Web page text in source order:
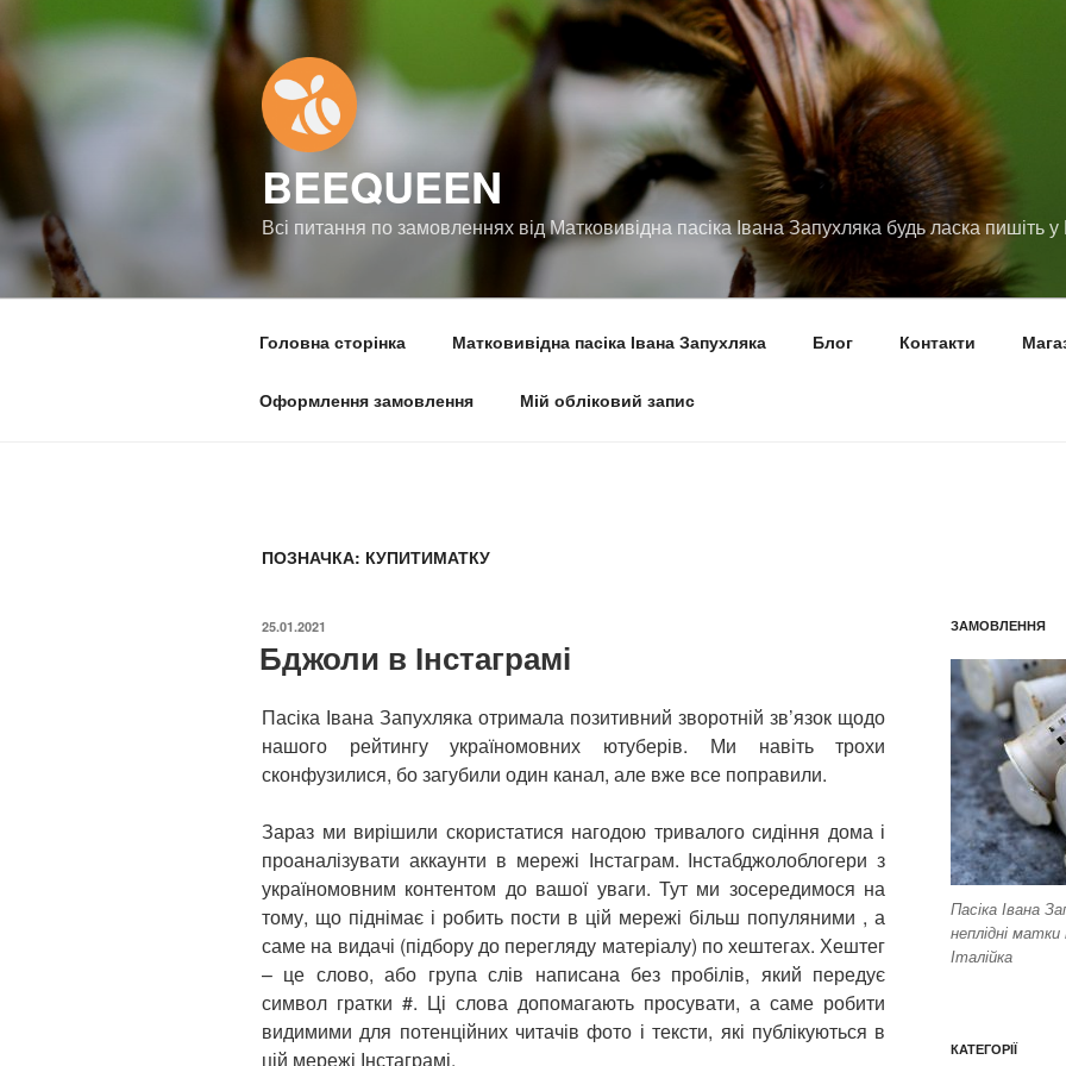
до
вмісту
BEEQUEEN
Всі питання по замовленнях від Матковивідна пасіка Івана Запухляка будь ласка
Головна сторінка Матковивідна пасіка Івана Запухляка Блог Контакти
Оформлення замовлення Мій обліковий запис
ПОЗНАЧКА: КУПИТИМАТКУ
ОПУБЛІКОВАНО
25.01.2021
Бджоли в Інстаграмі
Пасіка Івана Запухляка отримала позитивний зворотній зв’язок щодо
нашого рейтингу україномовних ютуберів. Ми навіть трохи
сконфузилися, бо загубили один канал, але вже все поправили.
Зараз ми вирішили скористатися нагодою тривалого сидіння дома і
проаналізувати аккаунти в мережі Інстаграм. Інстабджолоблогери з
україномовним контентом до вашої уваги. Тут ми зосередимося на
тому, що піднімає і робить пости в цій мережі більш популяними , а
саме на видачі (підбору до перегляду матеріалу) по хештегах. Хештег
– це слово, або група слів написана без пробілів, який передує
символ гратки #. Ці слова допомагають просувати, а саме робити
видимими для потенційних читачів фото і тексти, які публікуються в
цій мережі Інстаграмі.
ЗАМОВЛЕННЯ
Пасіка Івана
неплідні
Італійка
КАТЕГОРІЇ